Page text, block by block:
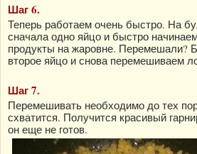
Шаг 6.
Теперь работаем очень быстро. На
сначала одно яйцо и быстро
продукты на жаровне. Перемешали?
второе яйцо и снова перемешиваем
Шаг 7.
Перемешивать необходимо до тех
схватится. Получится красивый
он еще не готов.